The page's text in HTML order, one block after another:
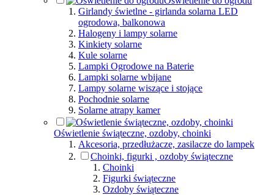
Girlandy świetlne - girlanda solarna LED
ogrodowa, balkonowa
Halogeny i lampy solarne
Kinkiety solarne
Kule solarne
Lampki Ogrodowe na Baterie
Lampki solarne wbijane
Lampy solarne wiszące i stojące
Pochodnie solarne
Solarne atrapy kamer
Oświetlenie świąteczne, ozdoby, choinki
Akcesoria, przedłużacze, zasilacze do lampek
Choinki, figurki , ozdoby świąteczne
Choinki
Figurki świąteczne
Ozdoby świąteczne